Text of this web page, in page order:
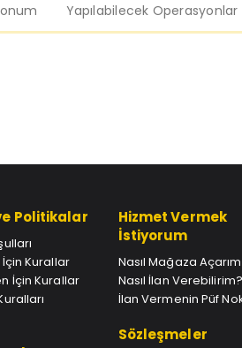
Yapılabilecek Operasyonlar
Politikalar
Kurallar
İçin Kurallar
Hizmet Vermek
İstiyorum
Nasıl Mağaza
Nasıl İlan Verebilirim?
İlan Vermenin Püf
Sözleşmeler